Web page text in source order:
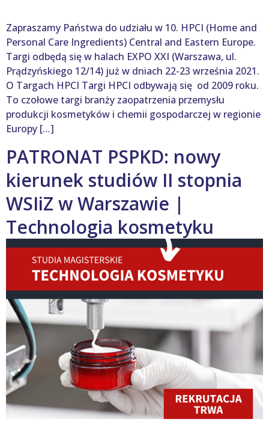
Zapraszamy Państwa do udziału w 10. HPCI (Home and
Personal Care Ingredients) Central and Eastern Europe.
Targi odbędą się w halach EXPO XXI (Warszawa, ul.
Prądzyńskiego 12/14) już w dniach 22-23 września 2021.
O Targach HPCI Targi HPCI odbywają się od 2009 roku.
To czołowe targi branży zaopatrzenia przemysłu
produkcji kosmetyków i chemii gospodarczej w regionie
Europy […]
PATRONAT PSPKD: nowy
kierunek studiów II stopnia
WSIiZ w Warszawie |
Technologia kosmetyku